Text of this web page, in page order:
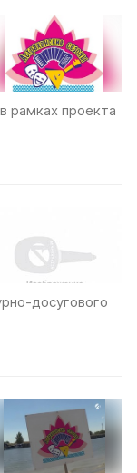
рамках проекта
досугового